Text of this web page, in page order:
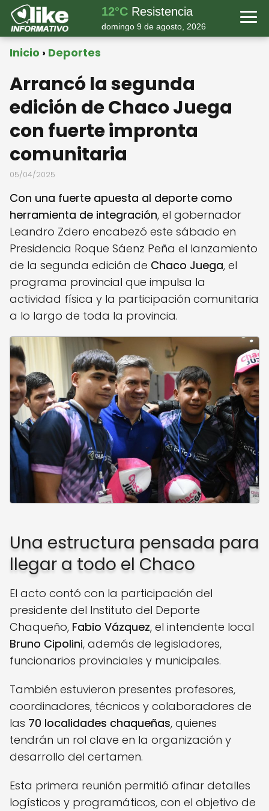
12°C Resistencia
domingo 9 de agosto, 2026
Inicio Deportes
Arrancó la segunda
edición de Chaco Juega
con fuerte impronta
comunitaria
05/04/2025
Con una fuerte apuesta al deporte como
herramienta de integración, el gobernador
Leandro Zdero encabezó este sábado en
Presidencia Roque Sáenz Peña el lanzamiento
de la segunda edición de Chaco Juega, el
programa provincial que impulsa la
actividad física y la participación comunitaria
a lo largo de toda la provincia.
Una estructura pensada para
llegar a todo el Chaco
El acto contó con la participación del
presidente del Instituto del Deporte
Chaqueño, Fabio Vázquez, el intendente local
Bruno Cipolini, además de legisladores,
funcionarios provinciales y municipales.
También estuvieron presentes profesores,
coordinadores, técnicos y colaboradores de
las 70 localidades chaqueñas, quienes
tendrán un rol clave en la organización y
desarrollo del certamen.
Esta primera reunión permitió afinar detalles
logísticos y programáticos, con el objetivo de